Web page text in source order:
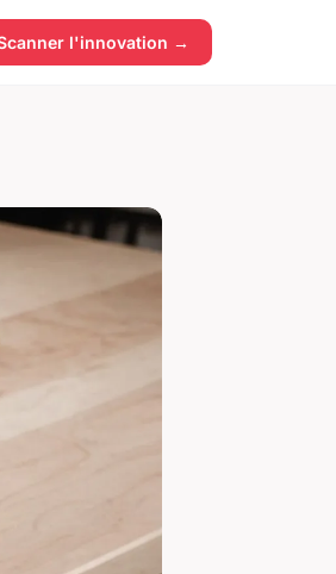
l'innovation →